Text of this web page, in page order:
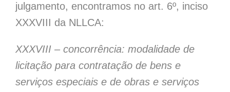
julgamento, encontramos no art. 6º, inciso
XXXVIII da NLLCA:
XXXVIII – concorrência: modalidade de
licitação para contratação de bens e
serviços especiais e de obras e serviços